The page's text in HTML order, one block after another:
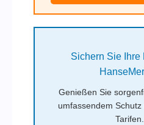
Sichern Sie Ihre
Genießen Sie
umfassendem
Tarifen.